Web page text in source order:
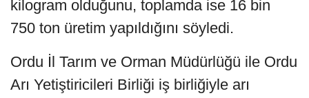
kilogram olduğunu, toplamda ise 16 bin
750 ton üretim yapıldığını söyledi.
Ordu İl Tarım ve Orman Müdürlüğü ile Ordu
Arı Yetiştiricileri Birliği iş birliğiyle arı